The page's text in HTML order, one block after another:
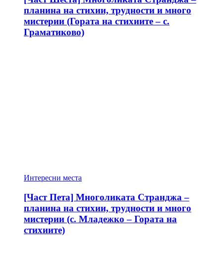
планина на стихии, трудности и много
мистерии (Гората на стихиите – с.
Граматиково)
Интересни места
[Част Пета] Многоликата Странджа –
планина на стихии, трудности и много
мистерии (с. Младежко – Гората на
стихиите)